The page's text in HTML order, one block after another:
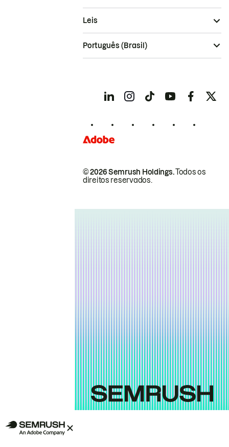
© 2026 Semrush Holdings.Todos os
direitos reservados.
Leis
Português (Brasil)